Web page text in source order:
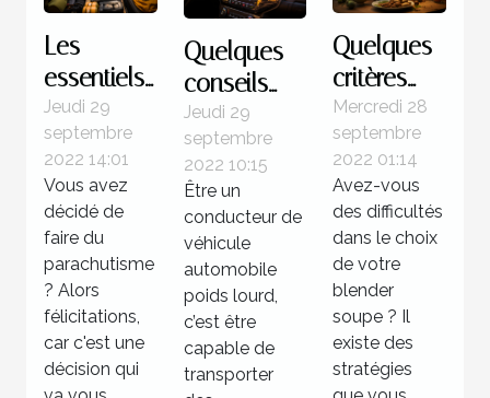
Les
essentiels
à savoir
du saut en
parachute
Jeudi 29
septembre
2022 14:01
Vous avez
décidé de
faire du
parachutisme
? Alors
félicitations,
car c'est une
décision qui
Quelques
conseils
pour bien
faire le
choix d’un
GPS pour
un poids
lourds
Jeudi 29
septembre
2022 10:15
Être un
conducteur de
véhicule
automobile
poids lourd,
c’est être
capable de
transporter
Quelques
critères
pour un
meilleur
choix de
blender
soupe
Mercredi 28
septembre
2022 01:14
Avez-vous
des difficultés
dans le choix
de votre
blender
soupe ? Il
existe des
stratégies